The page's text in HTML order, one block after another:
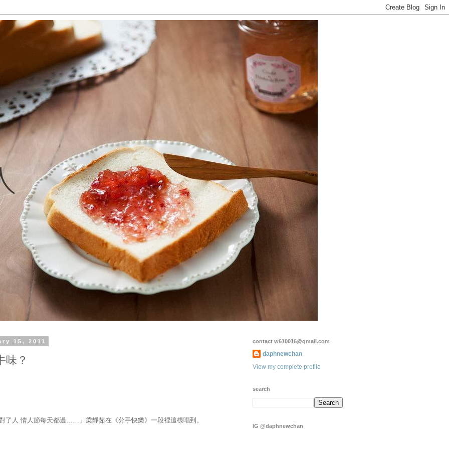
15, 2011
味？
了人 情人節每天都過……」梁靜茹在《分手快樂》一段裡這樣唱到。
contact w610016@gmail.com
daphnewchan
View my complete profile
search
IG @daphnewchan